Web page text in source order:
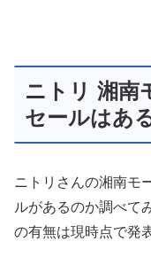
ニトリ 湘南
セールはあ
ニトリさんの湘南モ
ルがあるのか調べて
の有無は現時点で発